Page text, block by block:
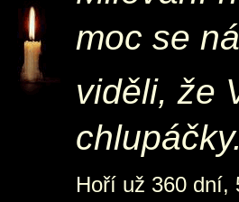
moc se
viděli, že
Hoří už 360 dní,